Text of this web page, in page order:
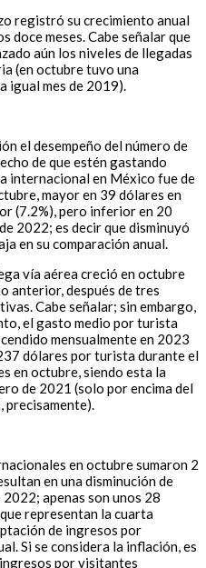
registró su crecimiento anual
doce meses. Cabe señalar que
aún los niveles de llegadas
(en octubre tuvo una
igual mes de 2019).
el desempeño del número de
de que estén gastando
internacional en México fue de
mayor en 39 dólares en
(7.2%), pero inferior en 20
2022; es decir que disminuyó
en su comparación anual.
vía aérea creció en octubre
anterior, después de tres
Cabe señalar; sin embargo,
el gasto medio por turista
mensualmente en 2023
dólares por turista durante el
en octubre, siendo esta la
de 2021 (solo por encima del
precisamente).
en octubre sumaron 2
en una disminución de
apenas son unos 28
representan la cuarta
de ingresos por
Si se considera la inflación, es
por visitantes